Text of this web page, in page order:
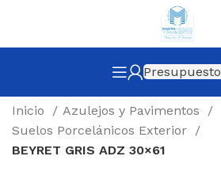
Presupuesto
Inicio
Azulejos y Pavimentos
Suelos Porcelánicos Exterior
BEYRET GRIS ADZ 30×61